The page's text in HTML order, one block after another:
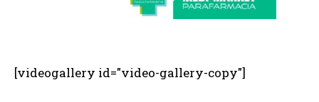
[videogallery id="video-gallery-copy"]